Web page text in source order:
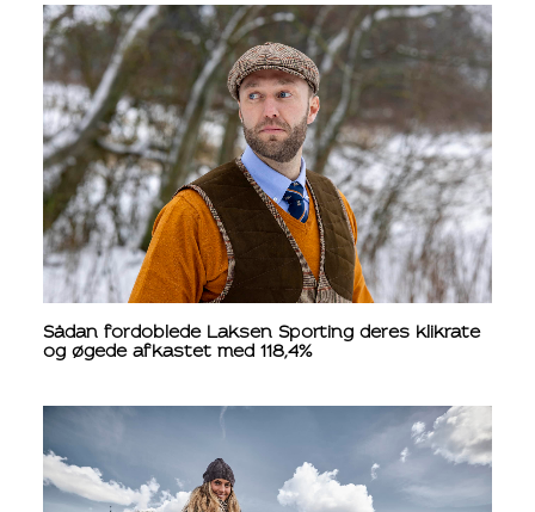
Sådan fordoblede Laksen Sporting deres klikrate
og øgede afkastet med 118,4%